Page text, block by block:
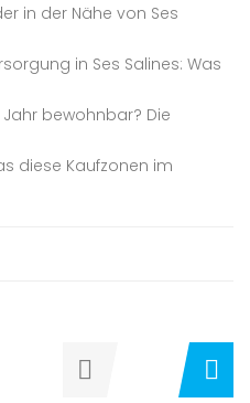
in der Nähe von Ses
in Ses Salines: Was
bewohnbar? Die
diese Kaufzonen im